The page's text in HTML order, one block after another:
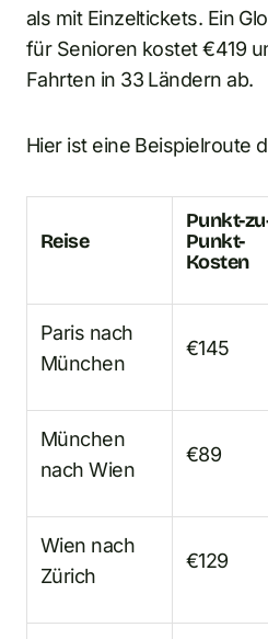
als mit Einzeltickets. Ein
für Senioren kostet €419
Fahrten in 33 Ländern ab.
Hier ist eine Beispielroute
Reise
Punkt-
Punkt-
Kosten
Paris nach
München
€145
München
nach Wien
€89
Wien nach
Zürich
€129